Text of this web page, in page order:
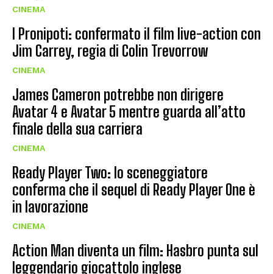
CINEMA
I Pronipoti: confermato il film live-action con
Jim Carrey, regia di Colin Trevorrow
CINEMA
James Cameron potrebbe non dirigere
Avatar 4 e Avatar 5 mentre guarda all’atto
finale della sua carriera
CINEMA
Ready Player Two: lo sceneggiatore
conferma che il sequel di Ready Player One è
in lavorazione
CINEMA
Action Man diventa un film: Hasbro punta sul
leggendario giocattolo inglese